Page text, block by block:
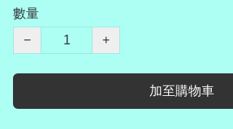
數量
−
+
加至購物車